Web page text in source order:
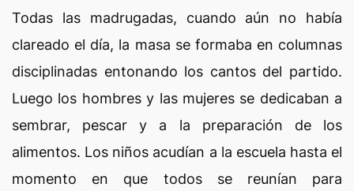
Todas las madrugadas, cuando aún no había
clareado el día, la masa se formaba en columnas
disciplinadas entonando los cantos del partido.
Luego los hombres y las mujeres se dedicaban a
sembrar, pescar y a la preparación de los
alimentos. Los niños acudían a la escuela hasta el
momento en que todos se reunían para